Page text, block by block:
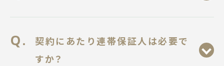
契約にあたり連帯保証人は必要で
すか？